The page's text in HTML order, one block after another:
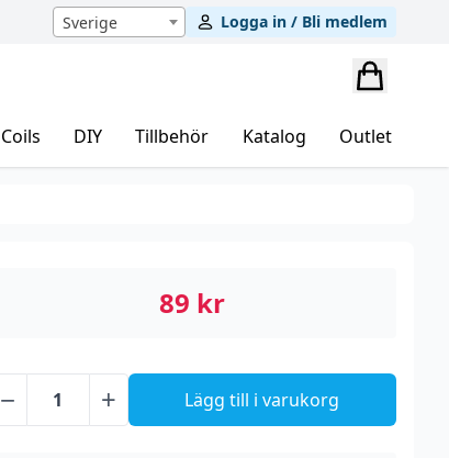
Sverige Logga in / Bli medlem
Coils DIY Tillbehör Katalog Outlet
89 kr
−
Frunk
+ Lägg till i varukorg